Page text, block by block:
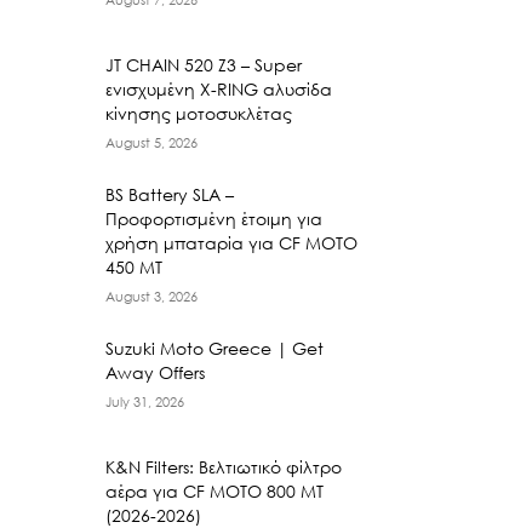
JT CHAIN 520 Ζ3 – Super
ενισχυμένη X-RING αλυσίδα
κίνησης μοτοσυκλέτας
August 5, 2026
BS Battery SLA –
Προφορτισμένη έτοιμη για
χρήση μπαταρία για CF MOTO
450 MT
August 3, 2026
Suzuki Moto Greece | Get
Away Offers
July 31, 2026
K&N Filters: Βελτιωτικό φίλτρο
αέρα για CF ΜΟΤΟ 800 ΜΤ
(2026-2026)